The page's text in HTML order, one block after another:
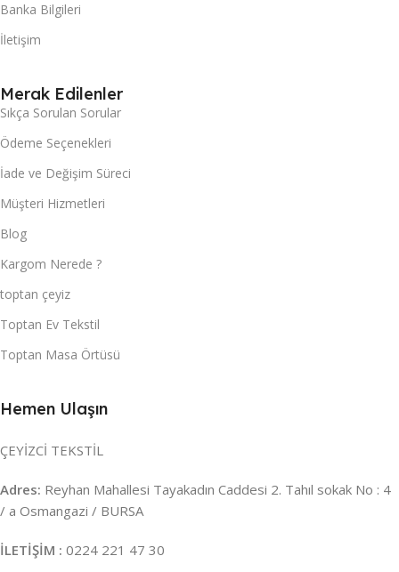
Banka Bilgileri
İletişim
Merak Edilenler
Sıkça Sorulan Sorular
Ödeme Seçenekleri
İade ve Değişim Süreci
Müşteri Hizmetleri
Blog
Kargom Nerede ?
toptan çeyiz
Toptan Ev Tekstil
Toptan Masa Örtüsü
Hemen Ulaşın
ÇEYİZCİ TEKSTİL
Adres: Reyhan Mahallesi Tayakadın Caddesi 2. Tahıl sokak No : 4
/ a Osmangazi / BURSA
İLETİŞİM : 0224 221 47 30